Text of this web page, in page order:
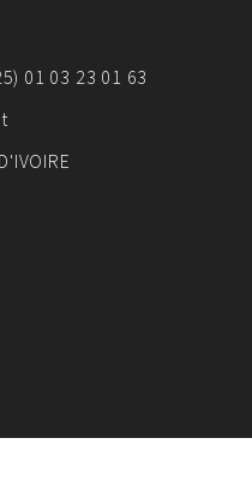
01 03 23 01 63